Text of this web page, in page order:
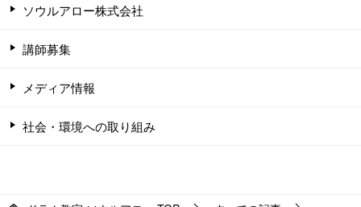
ソウルアロー株式会社
講師募集
メディア情報
社会・環境への取り組み